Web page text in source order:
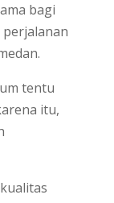
bagi
tentu
itu,